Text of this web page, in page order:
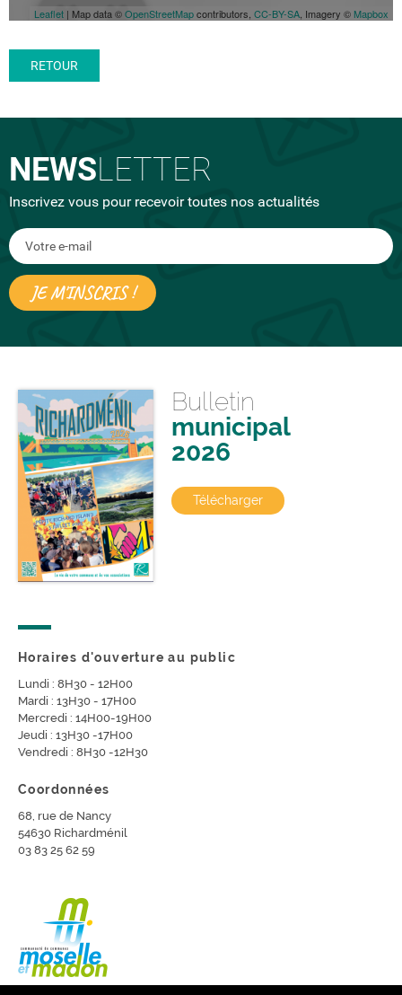
Leaflet | Map data ©OpenStreetMapcontributors, CC-BY-SA , Imagery ©Mapbox
RETOUR
NEWSLETTER
Inscrivez vous pour recevoir toutes nos actualités
Bulletin
municipal
2026
Télécharger
Horaires d'ouverture au public
Lundi : 8H30 - 12H00
Mardi : 13H30 - 17H00
Mercredi : 14H00-19H00
Jeudi : 13H30 -17H00
Vendredi : 8H30 -12H30
Coordonnées
68, rue de Nancy
54630 Richardménil
03 83 25 62 59